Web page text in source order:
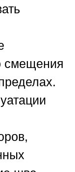
смещения